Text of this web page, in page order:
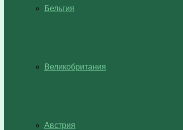
Бельгия
Великобритания
Австрия